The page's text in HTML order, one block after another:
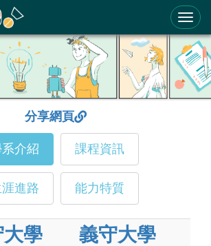
中育才輔助系統
分享網頁
介紹 課程資訊
進路 能力特質
學
義守大學